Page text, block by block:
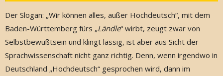
Der Slogan: „Wir können alles, außer Hochdeutsch“, mit dem
Baden-Württemberg fürs „Ländle“ wirbt, zeugt zwar von
Selbstbewußtsein und klingt lässig, ist aber aus Sicht der
Sprachwissenschaft nicht ganz richtig. Denn, wenn irgendwo in
Deutschland „Hochdeutsch“ gesprochen wird, dann im